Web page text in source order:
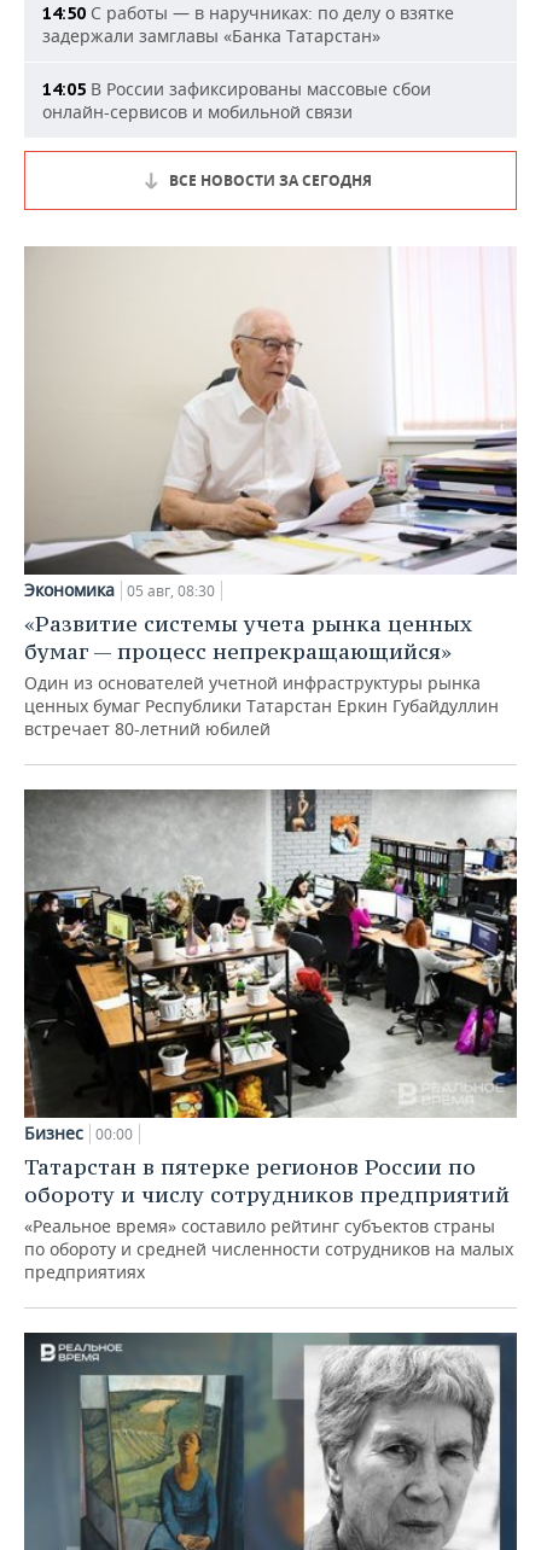
14:50 С работы — в наручниках: по делу о взятке
задержали замглавы «Банка Татарстан»
14:05 В России зафиксированы массовые сбои
онлайн-сервисов и мобильной связи
ВСЕ НОВОСТИ ЗА СЕГОДНЯ
Экономика 05 авг, 08:30
«Развитие системы учета рынка ценных
бумаг — процесс непрекращающийся»
Один из основателей учетной инфраструктуры рынка
ценных бумаг Республики Татарстан Еркин Губайдуллин
встречает 80-летний юбилей
Бизнес 00:00
Татарстан в пятерке регионов России по
обороту и числу сотрудников предприятий
«Реальное время» составило рейтинг субъектов страны
по обороту и средней численности сотрудников на малых
предприятиях